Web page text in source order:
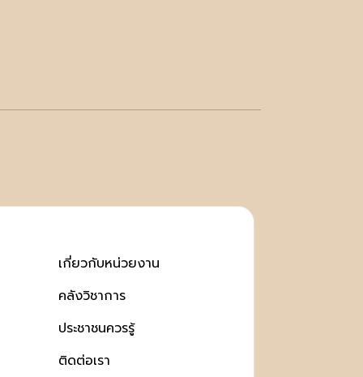
เกี่ยวกับหน่วยงาน
คลังวิชาการ
ประชาชนควรรู้
ติดต่อเรา